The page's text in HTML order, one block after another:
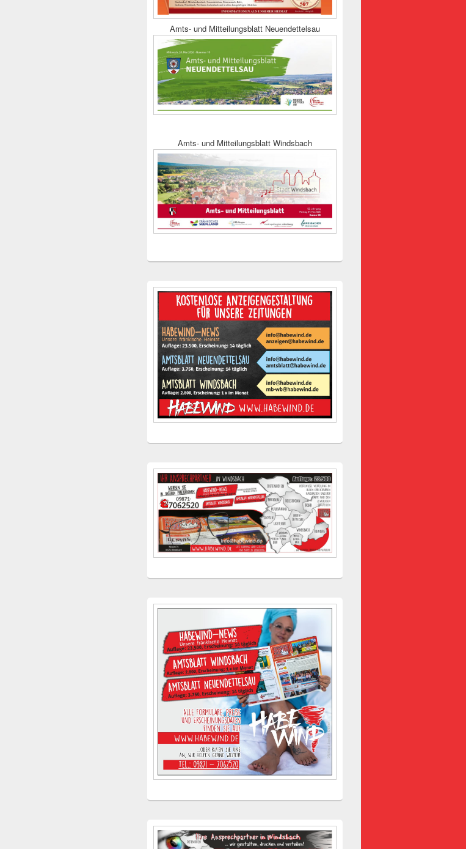
Amts- und Mitteilungsblatt Neuendettelsau
Amts- und Mitteilungsblatt Windsbach